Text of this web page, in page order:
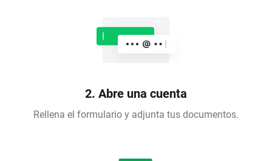
2. Abre una cuenta
Rellena el formulario y adjunta tus documentos.